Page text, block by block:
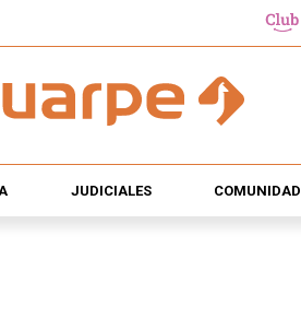
JUDICIALES COMUNIDAD